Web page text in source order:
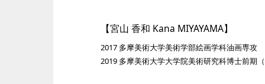
【宮山 香和 Kana MIYAYAMA】
2017 多摩美術大学美術学部絵画学科油画専攻
2019 多摩美術大学大学院美術研究科博士前